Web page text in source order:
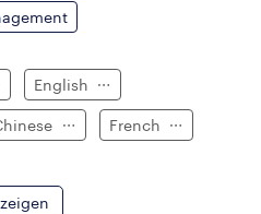
English
French